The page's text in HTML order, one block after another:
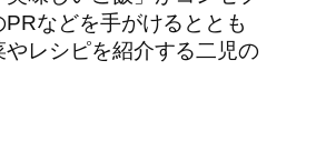
PRなどを手がけるととも
やレシピを紹介する二児の